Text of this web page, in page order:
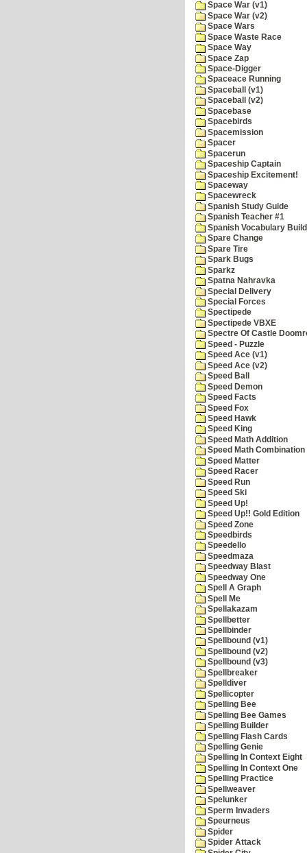
Space War (v1)
Space War (v2)
Space Wars
Space Waste Race
Space Way
Space Zap
Space-Digger
Spaceace Running
Spaceball (v1)
Spaceball (v2)
Spacebase
Spacebirds
Spacemission
Spacer
Spacerun
Spaceship Captain
Spaceship Excitement!
Spaceway
Spacewreck
Spanish Study Guide
Spanish Teacher #1
Spanish Vocabulary
Spare Change
Spare Tire
Spark Bugs
Sparkz
Spatna Nahravka
Special Delivery
Special Forces
Spectipede
Spectipede VBXE
Spectre Of Castle
Speed - Puzzle
Speed Ace (v1)
Speed Ace (v2)
Speed Ball
Speed Demon
Speed Facts
Speed Fox
Speed Hawk
Speed King
Speed Math Addition
Speed Math Combination
Speed Matter
Speed Racer
Speed Run
Speed Ski
Speed Up!
Speed Up!! Gold Edition
Speed Zone
Speedbirds
Speedello
Speedmaza
Speedway Blast
Speedway One
Spell A Graph
Spell Me
Spellakazam
Spellbetter
Spellbinder
Spellbound (v1)
Spellbound (v2)
Spellbound (v3)
Spellbreaker
Spelldiver
Spellicopter
Spelling Bee
Spelling Bee Games
Spelling Builder
Spelling Flash Cards
Spelling Genie
Spelling In Context Eight
Spelling In Context One
Spelling Practice
Spellweaver
Spelunker
Sperm Invaders
Speurneus
Spider
Spider Attack